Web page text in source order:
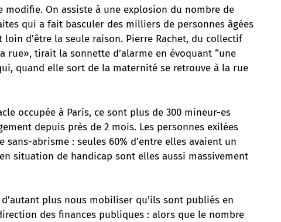
modifie. On assiste à une explosion du nombre de
qui a fait basculer des milliers de personnes âgées
d’être la seule raison. Pierre Rachet, du collectif
rue», tirait la sonnette d’alarme en évoquant “une
quand elle sort de la maternité se retrouve à la rue
occupée à Paris, ce sont plus de 300 mineur-es
depuis près de 2 mois. Les personnes exilées
abrisme : seules 60% d’entre elles avaient un
situation de handicap sont elles aussi massivement
plus nous mobiliser qu’ils sont publiés en
des finances publiques : alors que le nombre